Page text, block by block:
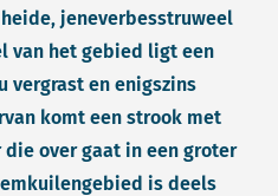
jeneverbesstruweel
van het gebied ligt een
vergrast en enigszins
komt een strook met
over gaat in een groter
is deels